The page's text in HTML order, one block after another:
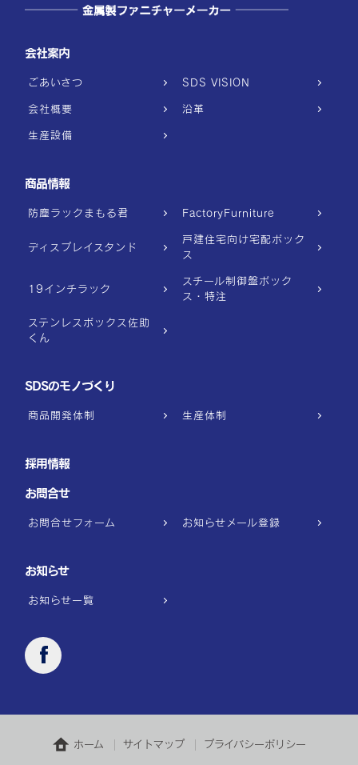
会社案内
ごあいさつ SDS VISION
会社概要 沿革
生産設備
商品情報
防塵ラックまもる君 FactoryFurniture
ディスプレイスタンド
戸建住宅向け宅配ボック
ス
19インチラック
スチール制御盤ボック
ス・特注
ステンレスボックス佐助
くん
SDSのモノづくり
商品開発体制 生産体制
採用情報
お問合せ
お問合せフォーム お知らせメール登録
お知らせ
お知らせ一覧
ホーム サイトマップ プライバシーポリシー